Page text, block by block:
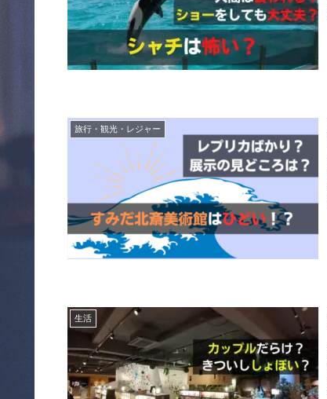
旅行・観光・レジャー
生活